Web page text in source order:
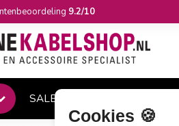
Cookies 🍪
9.2/10
SALE